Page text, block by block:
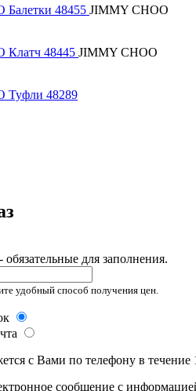
JIMMY CHOO
JIMMY CHOO
для заполнения.
удобный способ получения цен.
с Вами по телефону в течение
сообщение с